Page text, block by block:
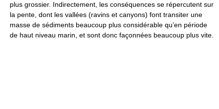
plus grossier. Indirectement, les conséquences se répercutent sur
la pente, dont les vallées (ravins et canyons) font transiter une
masse de sédiments beaucoup plus considérable qu’en période
de haut niveau marin, et sont donc façonnées beaucoup plus vite.